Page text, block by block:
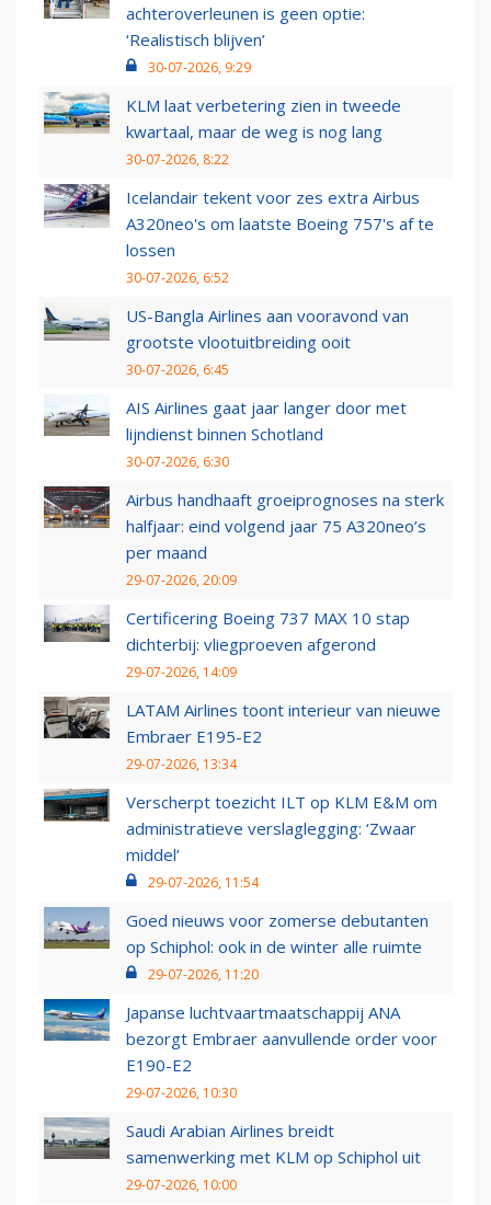
achteroverleunen is geen optie:
‘Realistisch blijven’
30-07-2026, 9:29
KLM laat verbetering zien in tweede
kwartaal, maar de weg is nog lang
30-07-2026, 8:22
Icelandair tekent voor zes extra Airbus
A320neo's om laatste Boeing 757's af te
lossen
30-07-2026, 6:52
US-Bangla Airlines aan vooravond van
grootste vlootuitbreiding ooit
30-07-2026, 6:45
AIS Airlines gaat jaar langer door met
lijndienst binnen Schotland
30-07-2026, 6:30
Airbus handhaaft groeiprognoses na sterk
halfjaar: eind volgend jaar 75 A320neo’s
per maand
29-07-2026, 20:09
Certificering Boeing 737 MAX 10 stap
dichterbij: vliegproeven afgerond
29-07-2026, 14:09
LATAM Airlines toont interieur van nieuwe
Embraer E195-E2
29-07-2026, 13:34
Verscherpt toezicht ILT op KLM E&M om
administratieve verslaglegging: ‘Zwaar
middel’
29-07-2026, 11:54
Goed nieuws voor zomerse debutanten
op Schiphol: ook in de winter alle ruimte
29-07-2026, 11:20
Japanse luchtvaartmaatschappij ANA
bezorgt Embraer aanvullende order voor
E190-E2
29-07-2026, 10:30
Saudi Arabian Airlines breidt
samenwerking met KLM op Schiphol uit
29-07-2026, 10:00